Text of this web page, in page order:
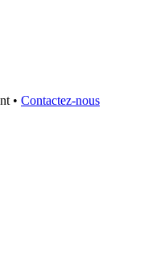
• Contactez-nous